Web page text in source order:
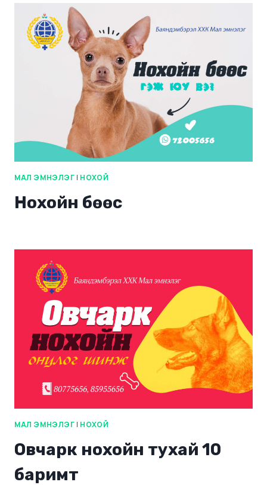
МАЛ ЭМНЭЛЭГ | НОХОЙ
Нохойн бөөс
МАЛ ЭМНЭЛЭГ | НОХОЙ
Овчарк нохойн тухай 10
баримт